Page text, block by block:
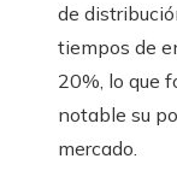
de
tiempos de
20%, lo que
notable su
mercado.